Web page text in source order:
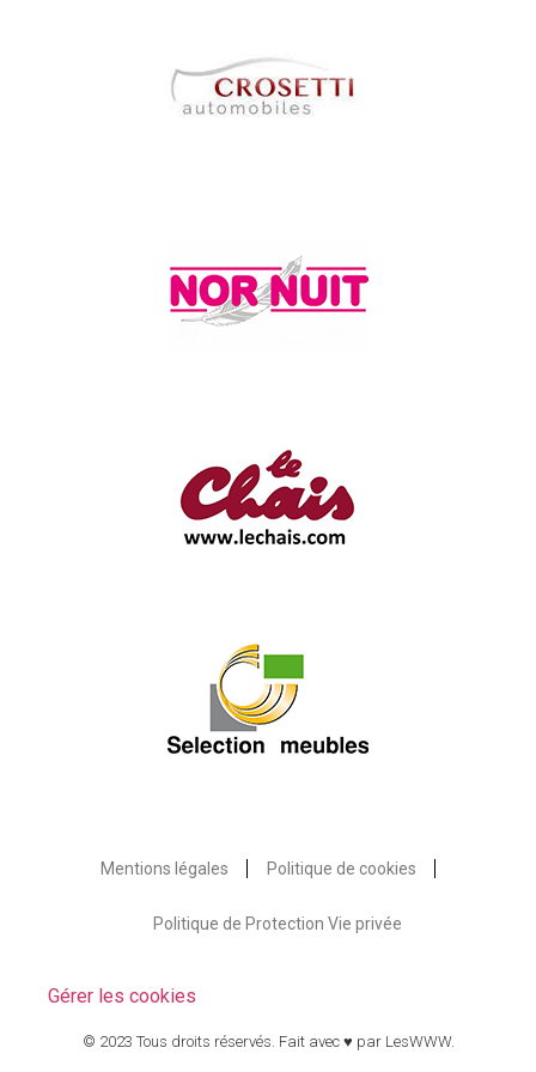
Mentions légales Politique de cookies
Politique de Protection Vie privée
Gérer les cookies
© 2023 Tous droits réservés. Fait avec ♥ par LesWWW.